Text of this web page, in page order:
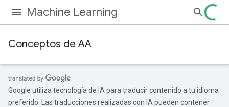
Machine Learning
Conceptos de AA
Google utiliza tecnología de IA para traducir contenido a tu idioma
preferido. Las traducciones realizadas con IA pueden contener